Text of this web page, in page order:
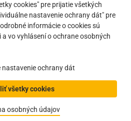
cookies" pre prijatie všetkých
nastavenie ochrany dát" pre
informácie o cookies sú
vo vyhlásení o ochrane osobných
nastavenie ochrany dát
všetky cookies
osobných údajov
rýchly prístup k návodu
systémy
prinášať riešenia, ktoré uľahčia
používateľom ešte väčšie
systému